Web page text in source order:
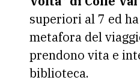
superiori al 7 ed
metafora del
prendono vita e
biblioteca.